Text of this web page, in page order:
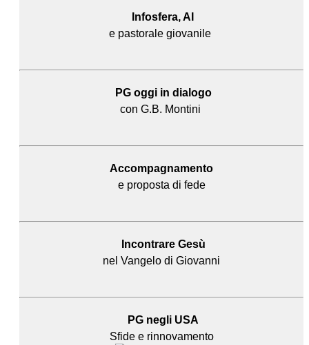
Infosfera, AI
e pastorale giovanile
PG oggi in dialogo
con G.B. Montini
Accompagnamento
e proposta di fede
Incontrare Gesù
nel Vangelo di Giovanni
PG negli USA
Sfide e rinnovamento